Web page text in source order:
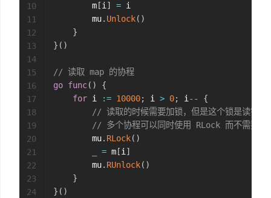
        m
[i] = i
        mu
. Unlock( )
}
} ( )
// 读取 map 的协程
go func( )
{
for i := 10000; i > 0; i--
{
// 读取的时候需要加锁，但是这个锁是读锁
// 多个协程可以同时使用 RLock 而不需要等
        mu
. RLock( )
= m [i]
        mu
. RUnlock( )
}
} ( )
10
11
12
13
14
15
16
17
18
19
20
21
22
23
24